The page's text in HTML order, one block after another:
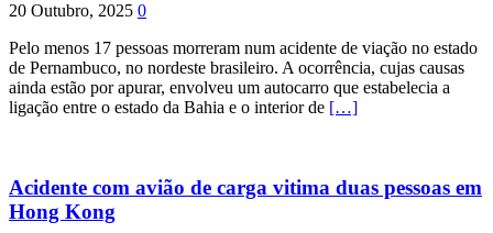
20 Outubro, 2025 0
Pelo menos 17 pessoas morreram num acidente de viação no estado
de Pernambuco, no nordeste brasileiro. A ocorrência, cujas causas
ainda estão por apurar, envolveu um autocarro que estabelecia a
ligação entre o estado da Bahia e o interior de […]
Acidente com avião de carga vitima duas pessoas em
Hong Kong